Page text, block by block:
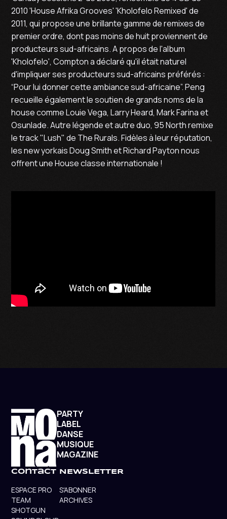
2010 'House Afrika Grooves' 'Kholofelo Remixed' de
2011, qui propose une brillante gamme de remixes de
premier ordre, dont pas moins de huit proviennent de
producteurs sud-africains. A propos de l'album
'Kholofelo', Compton a déclaré qu'il était naturel
d'impliquer ses producteurs sud-africains préférés :
“Pour lui donner cette ambiance sud-africaine”. Peng
recueille également le soutien de grands noms de la
house comme Louie Vega, Larry Heard, Mark Farina et
Osunlade. Autre légende et autre duo, 95 North remixe
le track "Lush" de The Rurals. Fidèles à leur réputation,
les new yorkais Doug Smith et Richard Payton nous
offrent une House classe internationale !
PARTY
LABEL
DANSE
MUSIQUE
MAGAZINE
contact
ESPACE PRO
TEAM
SHOTGUN
NEWSLETTER
S'ABONNER
ARCHIVES